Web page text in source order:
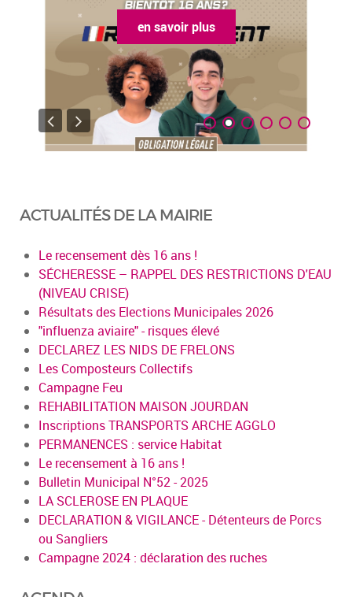
en savoir plus
ACTUALITÉS DE LA MAIRIE
Le recensement dès 16 ans !
SÉCHERESSE – RAPPEL DES RESTRICTIONS D'EAU
(NIVEAU CRISE)
Résultats des Elections Municipales 2026
"influenza aviaire" - risques élevé
DECLAREZ LES NIDS DE FRELONS
Les Composteurs Collectifs
Campagne Feu
REHABILITATION MAISON JOURDAN
Inscriptions TRANSPORTS ARCHE AGGLO
PERMANENCES : service Habitat
Le recensement à 16 ans !
Bulletin Municipal N°52 - 2025
LA SCLEROSE EN PLAQUE
DECLARATION & VIGILANCE - Détenteurs de Porcs
ou Sangliers
Campagne 2024 : déclaration des ruches